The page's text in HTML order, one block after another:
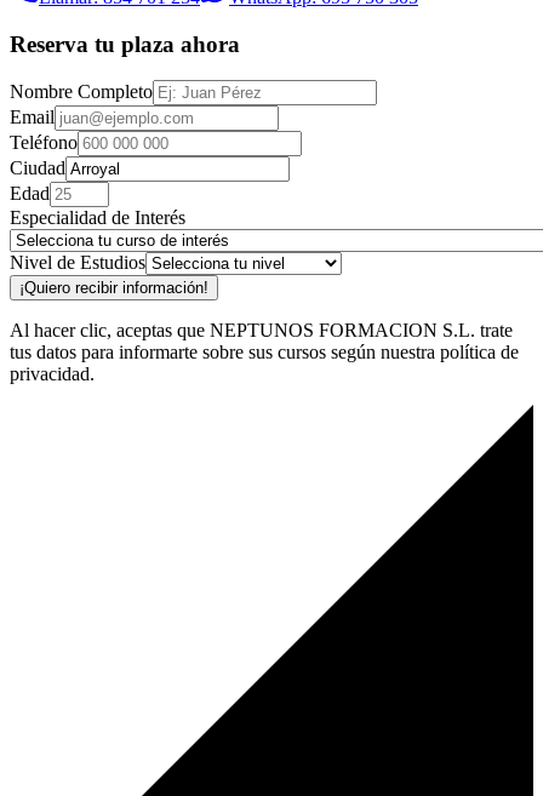
Reserva tu plaza ahora
Nombre Completo
Email
Teléfono
Ciudad
Edad
Especialidad de Interés
Nivel de Estudios
¡Quiero recibir información!
Al hacer clic, aceptas que NEPTUNOS FORMACION S.L. trate
tus datos para informarte sobre sus cursos según nuestra política de
privacidad.